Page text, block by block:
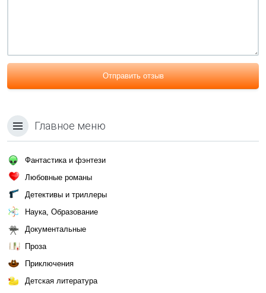
Отправить отзыв
Главное меню
Фантастика и фэнтези
Любовные романы
Детективы и триллеры
Наука, Образование
Документальные
Проза
Приключения
Детская литература